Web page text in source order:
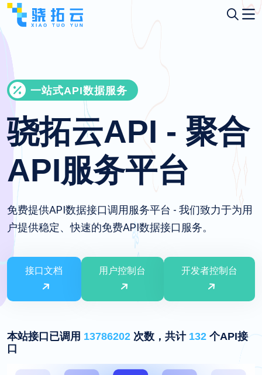
一站式API数据服务
骁拓云API - 聚合
API服务平台
免费提供API数据接口调用服务平台 - 我们致力于为用
户提供稳定、快速的免费API数据接口服务。
接口文档 用户控制台 开发者控制台
本站接口已调用 13786202 次数，共计 132 个API接
口